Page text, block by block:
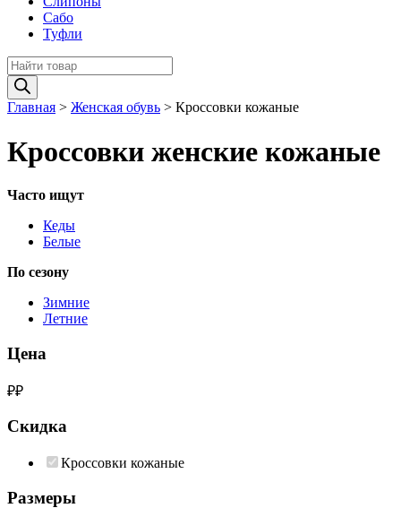
Сабо
Туфли
Поиск
товаров
Главная > Женская обувь > Кроссовки кожаные
Кроссовки женские кожаные
Часто ищут
Кеды
Белые
По сезону
Зимние
Летние
Цена
₽₽
Скидка
Кроссовки кожаные
Размеры